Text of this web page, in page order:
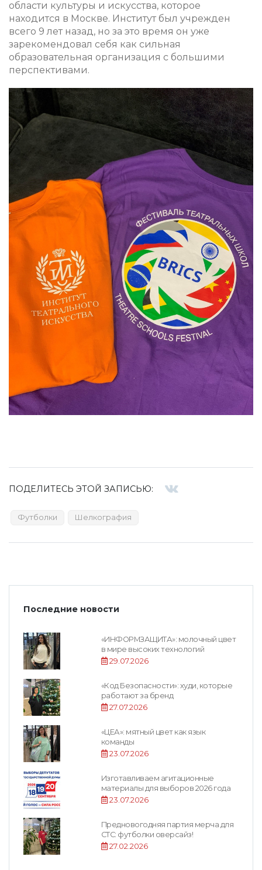
Последние новости
«ИНФОРМЗАЩИТА»: молочный цвет
в мире высоких технологий
29.07.2026
«Код Безопасности»: худи, которые
работают за бренд
27.07.2026
«ЦЕА»: мятный цвет как язык
команды
23.07.2026
Изготавливаем агитационные
материалы для выборов 2026 года
23.07.2026
Предновогодняя партия мерча для
СТС: футболки оверсайз!
27.02.2026
области культуры и искусства, которое
находится в Москве. Институт был учрежден
всего 9 лет назад, но за это время он уже
зарекомендовал себя как сильная
образовательная организация с большими
перспективами.
ПОДЕЛИТЕСЬ ЭТОЙ ЗАПИСЬЮ:
Футболки Шелкография